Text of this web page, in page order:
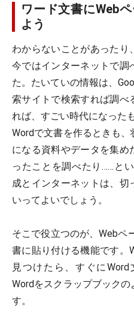
ワード文書にWeb
よう
わからないことがあったり
今ではインターネットで調
た。たいていの情報は、
索サイトで検索すれば調べ
れば、すごい時代になった
Wordで文書を作るときも
になる資料やデータを集め
ったことを調べたり……と
成とインターネットは、切
いってよいでしょう。
そこで役立つのが、Webペ
書に貼り付ける機能です。
見つけたら、すぐにWord
Wordをスクラップブック
す。